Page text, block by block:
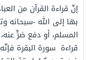
إنّ قراءة القرآن من
بها إلى الله -سبحانه
المسلم، أو دفع ضرٍّ
قراءة سورة البقرة